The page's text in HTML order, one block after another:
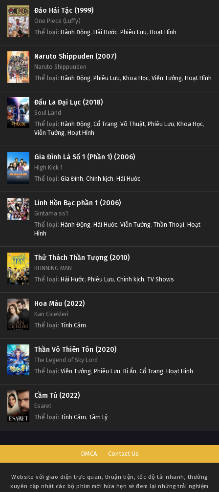
Đảo Hải Tặc (1999)
One Piece (Luffy)
Thể loại: Hành Động, Hài Hước, Phiêu Lưu, Hoạt Hình
Naruto Shippuden (2007)
Naruto Shippuuden
Thể loại: Hành Động, Phiêu Lưu, Khoa Học, Viễn Tưởng, Hoạt Hình
Đấu La Đại Lục (2018)
Soul Land
Thể loại: Hành Động, Cổ Trang, Võ Thuật, Phiêu Lưu, Khoa Học,
Viễn Tưởng, Hoạt Hình
Gia Đình Là Số 1 (Phần 1) (2006)
High Kick 1
Thể loại: Gia Đình, Chính kịch, Hài Hước
Linh Hồn Bạc phần 1 (2006)
Gintama ss1
Thể loại: Hành Động, Hài Hước, Viễn Tưởng, Thần Thoại, Hoạt
Hình
Thử Thách Thần Tượng (2010)
RUNNING MAN
Thể loại: Hài Hước, Phiêu Lưu, Chính kịch, TV Shows
Hoa Máu (2022)
Kan Cicekleri
Thể loại: Tình Cảm
Thần Võ Thiên Tôn (2020)
The Legend of Sky Lord
Thể loại: Viễn Tưởng, Phiêu Lưu, Bí ẩn, Cổ Trang, Hoạt Hình
Cầm Tù (2022)
Esaret
Thể loại: Tình Cảm, Tâm Lý
DMCA Contact Us
Website với giao diện trực quan, thuận tiện, tốc độ tải nhanh, thường
xuyên cập nhật các bộ phim mới hứa hẹn sẽ đem lại những trải nghiệm